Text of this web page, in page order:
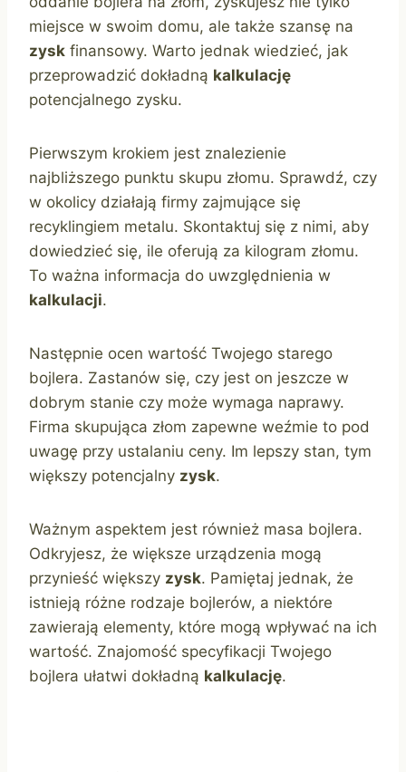
miejsce w swoim domu, ale także szansę na
zysk finansowy. Warto jednak wiedzieć, jak
przeprowadzić dokładną kalkulację
potencjalnego zysku.
Pierwszym krokiem jest znalezienie
najbliższego punktu skupu złomu. Sprawdź, czy
w okolicy działają firmy zajmujące się
recyklingiem metalu. Skontaktuj się z nimi, aby
dowiedzieć się, ile oferują za kilogram złomu.
To ważna informacja do uwzględnienia w
kalkulacji.
Następnie ocen wartość Twojego starego
bojlera. Zastanów się, czy jest on jeszcze w
dobrym stanie czy może wymaga naprawy.
Firma skupująca złom zapewne weźmie to pod
uwagę przy ustalaniu ceny. Im lepszy stan, tym
większy potencjalny zysk.
Ważnym aspektem jest również masa bojlera.
Odkryjesz, że większe urządzenia mogą
przynieść większy zysk. Pamiętaj jednak, że
istnieją różne rodzaje bojlerów, a niektóre
zawierają elementy, które mogą wpływać na ich
wartość. Znajomość specyfikacji Twojego
bojlera ułatwi dokładną kalkulację.